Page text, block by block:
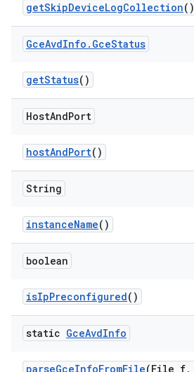
getSkipDeviceLogCollection()
GceAvdInfo . GceStatus
getStatus()
HostAndPort
hostAndPort()
String
instanceName()
boolean
isIpPreconfigured()
static GceAvdInfo
parseGceInfoFromFile(File f,